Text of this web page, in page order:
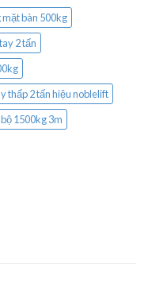
mặt bàn 500kg
2 tấn
thấp 2 tấn hiệu noblelift
1500kg 3m